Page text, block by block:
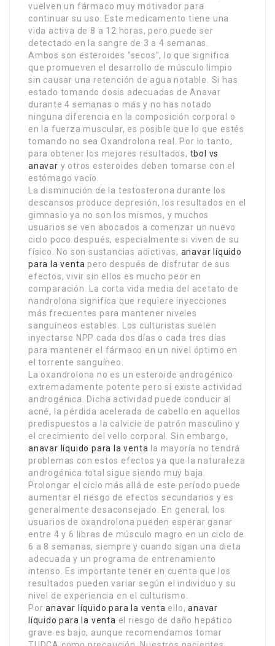
vuelven un fármaco muy motivador para
continuar su uso. Este medicamento tiene una
vida activa de 8 a 12 horas, pero puede ser
detectado en la sangre de 3 a 4 semanas.
Ambos son esteroides “secos”, lo que significa
que promueven el desarrollo de músculo limpio
sin causar una retención de agua notable. Si has
estado tomando dosis adecuadas de Anavar
durante 4 semanas o más y no has notado
ninguna diferencia en la composición corporal o
en la fuerza muscular, es posible que lo que estés
tomando no sea Oxandrolona real. Por lo tanto,
para obtener los mejores resultados, tbol vs
anavar y otros esteroides deben tomarse con el
estómago vacío.
La disminución de la testosterona durante los
descansos produce depresión, los resultados en el
gimnasio ya no son los mismos, y muchos
usuarios se ven abocados a comenzar un nuevo
ciclo poco después, especialmente si viven de su
físico. No son sustancias adictivas, anavar líquido
para la venta pero después de disfrutar de sus
efectos, vivir sin ellos es mucho peor en
comparación. La corta vida media del acetato de
nandrolona significa que requiere inyecciones
más frecuentes para mantener niveles
sanguíneos estables. Los culturistas suelen
inyectarse NPP cada dos días o cada tres días
para mantener el fármaco en un nivel óptimo en
el torrente sanguíneo.
La oxandrolona no es un esteroide androgénico
extremadamente potente pero sí existe actividad
androgénica. Dicha actividad puede conducir al
acné, la pérdida acelerada de cabello en aquellos
predispuestos a la calvicie de patrón masculino y
el crecimiento del vello corporal. Sin embargo,
anavar líquido para la venta la mayoría no tendrá
problemas con estos efectos ya que la naturaleza
androgénica total sigue siendo muy baja.
Prolongar el ciclo más allá de este período puede
aumentar el riesgo de efectos secundarios y es
generalmente desaconsejado. En general, los
usuarios de oxandrolona pueden esperar ganar
entre 4 y 6 libras de músculo magro en un ciclo de
6 a 8 semanas, siempre y cuando sigan una dieta
adecuada y un programa de entrenamiento
intenso. Es importante tener en cuenta que los
resultados pueden variar según el individuo y su
nivel de experiencia en el culturismo.
Poranavar líquido para la venta ello,anavar
líquido para la venta el riesgo de daño hepático
grave es bajo, aunque recomendamos tomar